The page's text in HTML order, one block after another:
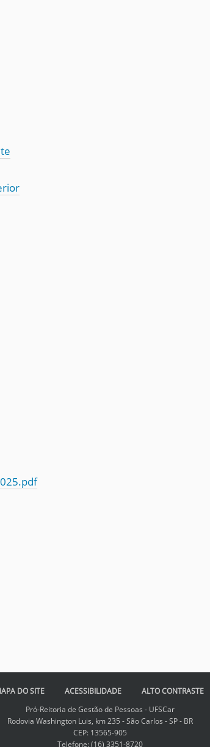
DO SITE ACESSIBILIDADE
ALTO CONTRASTE
Pró-Reitoria de Gestão de Pessoas - UFSCar
Rodovia Washington Luis, km 235 - São Carlos - SP - BR
CEP: 13565-905
Telefone:(16) 3351-8720